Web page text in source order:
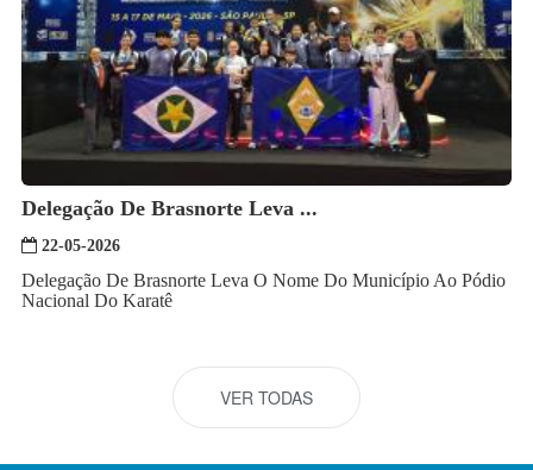
Delegação De Brasnorte Leva ...
22-05-2026
Delegação De Brasnorte Leva O Nome Do Município Ao Pódio
Nacional Do Karatê
VER TODAS